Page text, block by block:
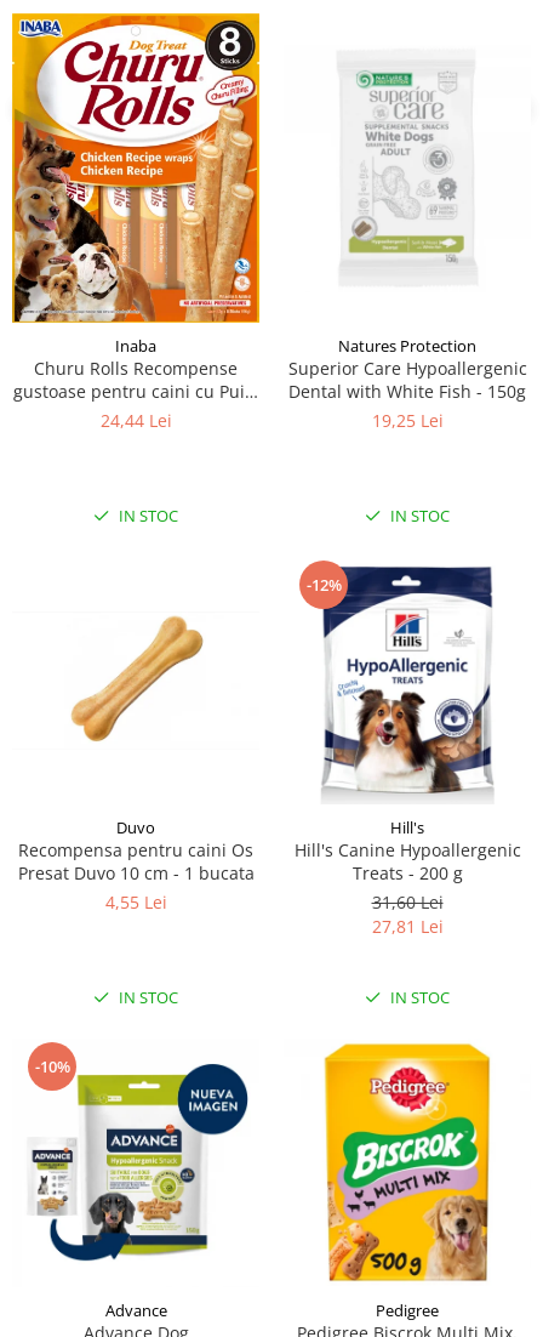
Inaba
Churu Rolls Recompense
gustoase pentru caini cu Pui 8
x 12 g
24,44 Lei
IN STOC
Natures Protection
Superior Care Hypoallergenic
Dental with White Fish - 150g
19,25 Lei
IN STOC
Duvo
Recompensa pentru caini Os
Presat Duvo 10 cm - 1 bucata
4,55 Lei
IN STOC
-12%
Hill's
Hill's Canine Hypoallergenic
Treats - 200 g
31,60 Lei
27,81 Lei
IN STOC
-10%
Advance
Advance Dog
Pedigree
Pedigree Biscrok Multi Mix,